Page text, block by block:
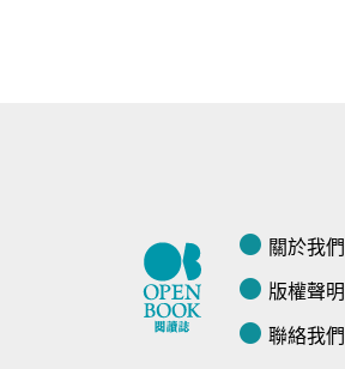
關於我們
版權聲明
聯絡我們